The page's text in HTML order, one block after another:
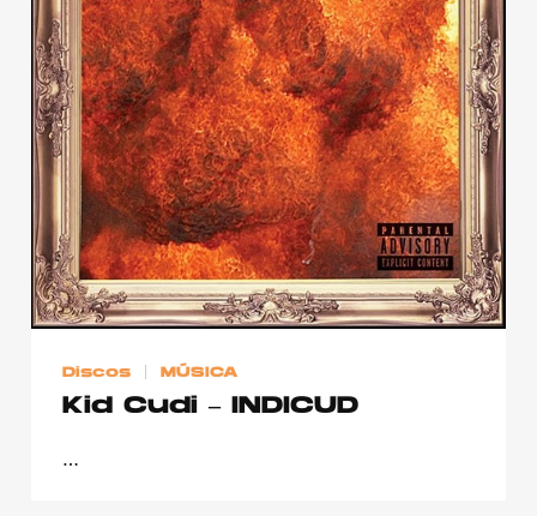
Discos MÚSICA
Kid Cudi – INDICUD
…